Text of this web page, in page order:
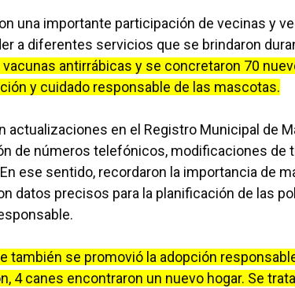
una importante participación de vecinas y
a diferentes servicios que se brindaron
antirrábicas y se concretaron 70
y cuidado responsable de las mascotas.
actualizaciones en el Registro Municipal de
de números telefónicos, modificaciones de
ese sentido, recordaron la importancia de
datos precisos para la planificación de las
también se promovió la adopción
4 canes encontraron un nuevo hogar. Se